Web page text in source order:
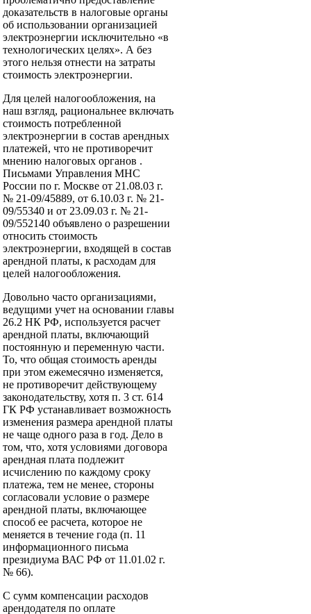
доказательств в налоговые органы
об использовании организацией
электроэнергии исключительно «в
технологических целях». А без
этого нельзя отнести на затраты
стоимость электроэнергии.
Для целей налогообложения, на
наш взгляд, рациональнее включать
стоимость потребленной
электроэнергии в состав арендных
платежей, что не противоречит
мнению налоговых органов .
Письмами Управления МНС
России по г. Москве от 21.08.03 г.
№ 21-09/45889, от 6.10.03 г. № 21-
09/55340 и от 23.09.03 г. № 21-
09/552140 объявлено о разрешении
относить стоимость
электроэнергии, входящей в состав
арендной платы, к расходам для
целей налогообложения.
Довольно часто организациями,
ведущими учет на основании главы
26.2 НК РФ, используется расчет
арендной платы, включающий
постоянную и переменную части.
То, что общая стоимость аренды
при этом ежемесячно изменяется,
не противоречит действующему
законодательству, хотя п. 3 ст. 614
ГК РФ устанавливает возможность
изменения размера арендной платы
не чаще одного раза в год. Дело в
том, что, хотя условиями договора
арендная плата подлежит
исчислению по каждому сроку
платежа, тем не менее, стороны
согласовали условие о размере
арендной платы, включающее
способ ее расчета, которое не
меняется в течение года (п. 11
информационного письма
президиума ВАС РФ от 11.01.02 г.
№ 66).
С сумм компенсации расходов
арендодателя по оплате